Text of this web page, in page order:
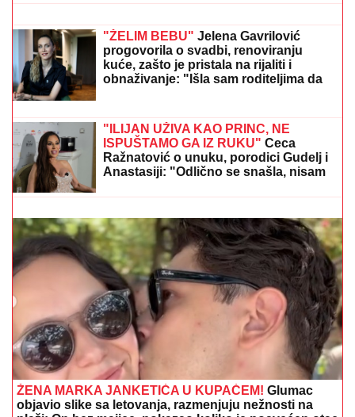
samo parče tkanine - Svi zumiraju ovo
kuće, zašto je pristala na rijaliti i
obnaživanje: "Išla sam roditeljima da
kažem da odustajem"
Slavlje u domu Dragana Stankovića 4 dana nakon što
je VERIO DEVOJKU Čestitke se nižu: "Biću tvoj
oslonac i sigurnost! Ti si prava osoba"
"ILIJAN UŽIVA KAO PRINC, NE
ISPUŠTAMO GA IZ RUKU"Ceca